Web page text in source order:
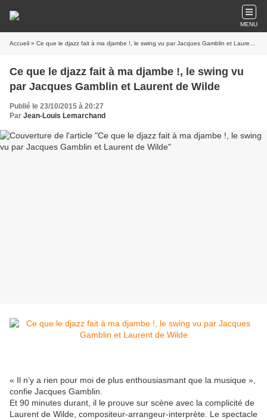
MENU
Accueil » Ce que le djazz fait à ma djambe !, le swing vu par Jacques Gamblin et Laurent de Wilde
Ce que le djazz fait à ma djambe !, le swing vu
par Jacques Gamblin et Laurent de Wilde
Publié le 23/10/2015 à 20:27
Par Jean-Louis Lemarchand
« Il n’y a rien pour moi de plus enthousiasmant que la musique »,
confie Jacques Gamblin.
Et 90 minutes durant, il le prouve sur scène avec la complicité de
Laurent de Wilde, compositeur-arrangeur-interprète. Le spectacle